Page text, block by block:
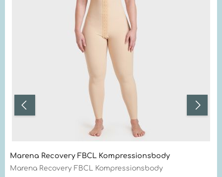
Marena Recovery FBCL Kompressionsbody
Marena Recovery FBCL Kompressionsbody